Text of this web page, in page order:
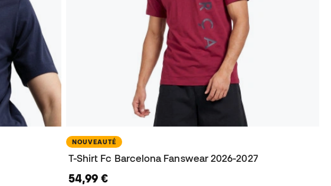
NOUVEAUTÉ
T-Shirt Fc Barcelona Fanswear 2026-2027
54,99 €